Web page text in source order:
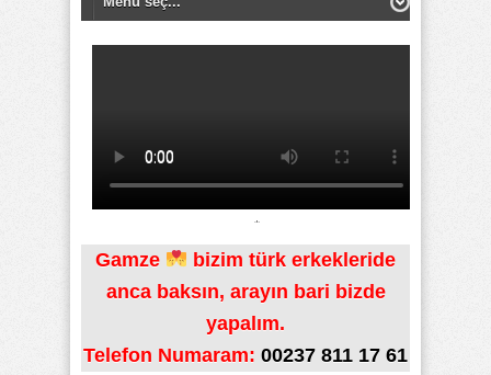
Gamze
bizim türk erkekleride
anca baksın, arayın bari bizde
yapalım.
Telefon Numaram: 00237 811 17 61